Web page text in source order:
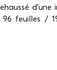
d’une
feuilles /